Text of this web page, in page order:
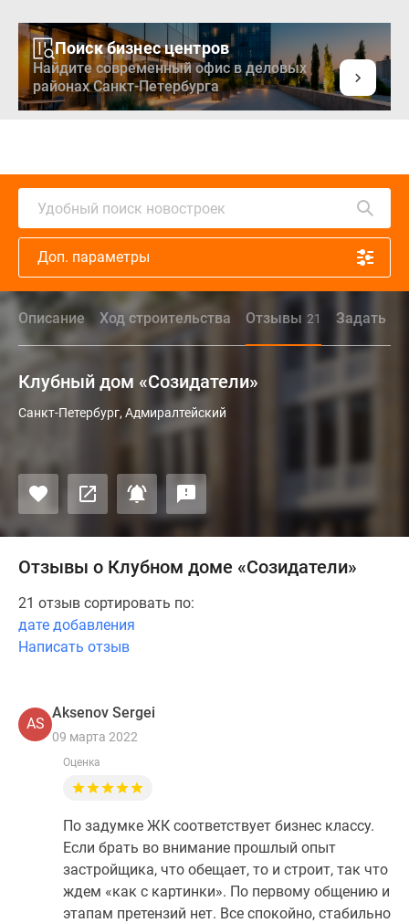
Поиск бизнес центров
Найдите современный офис в деловых
районах Санкт-Петербурга
Удобный поиск новостроек
Доп. параметры
Описание Ход строительства Отзывы 21 Задать
Клубный дом «Созидатели»
Санкт-Петербург, Адмиралтейский
Отзывы о Клубном доме «Созидатели»
21 отзыв сортировать по:
дате добавления
Написать отзыв
AS
Aksenov Sеrgei
09 марта 2022
Оценка
По задумке ЖК соответствует бизнес классу.
Если брать во внимание прошлый опыт
застройщика, что обещает, то и строит, так что
ждем «как с картинки». По первому общению и
этапам претензий нет. Все спокойно, стабильно